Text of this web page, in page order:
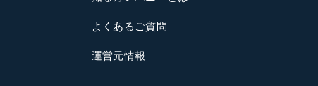
よくあるご質問
運営元情報